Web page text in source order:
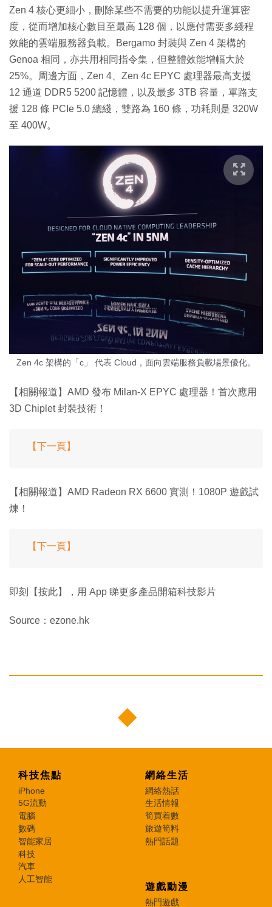
Zen 4 核心更細小，刪除某些不需要的功能以提升運算密
度，從而增加核心數目至最高 128 個，以應付需要多綫程
效能的雲端服務器負載。Bergamo 封裝與 Zen 4 架構的
Genoa 相同，亦共用相同指令集，但整體效能增幅大於
25%。周邊方面，Zen 4、Zen 4c EPYC 處理器最高支援
12 通道 DDR5 5200 記憶體，以及最多 3TB 容量，單路支
援 128 條 PCIe 5.0 總綫，雙路為 160 條，功耗則是 320W
至 400W。
Zen 4c 架構的「c」 代表 Cloud，面向雲端服務負載場景優化。
【相關報道】AMD 發布 Milan-X EPYC 處理器！首次應用
3D Chiplet 封裝技術！
【下一頁】
【相關報道】AMD Radeon RX 6600 實測！1080P 遊戲試
煉！
【下一頁】
即刻【按此】，用 App 睇更多產品開箱科技影片
Source：ezone.hk
科技焦點
iPhone
5G流動
電腦
數碼
智能家居
科技
汽車
人工智能
網絡生活
網絡熱話
生活情報
筍買着數
旅遊筍料
熱門話題
遊戲動漫
熱門遊戲